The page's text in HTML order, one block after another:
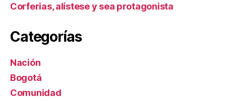
Corferias, alístese y sea protagonista
Categorías
Nación
Bogotá
Comunidad